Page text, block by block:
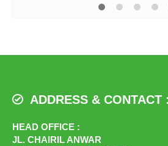
ADDRESS & CONTACT :
HEAD OFFICE :
JL. CHAIRIL ANWAR